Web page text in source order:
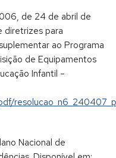
de 24 de abril de
diretrizes para
ao Programa
de Equipamentos
Infantil –
Nacional de